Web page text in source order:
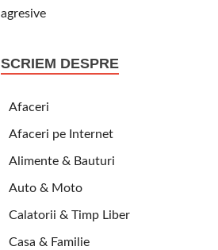
SCRIEM DESPRE
Afaceri
Afaceri pe Internet
Alimente & Bauturi
Auto & Moto
Calatorii & Timp Liber
Casa & Familie